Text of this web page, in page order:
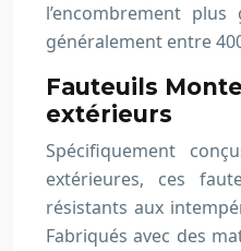
l’encombrement
généralement entre
Fauteuils
extérieurs
Spécifiquement
extérieures, ces
résistants aux
Fabriqués avec des